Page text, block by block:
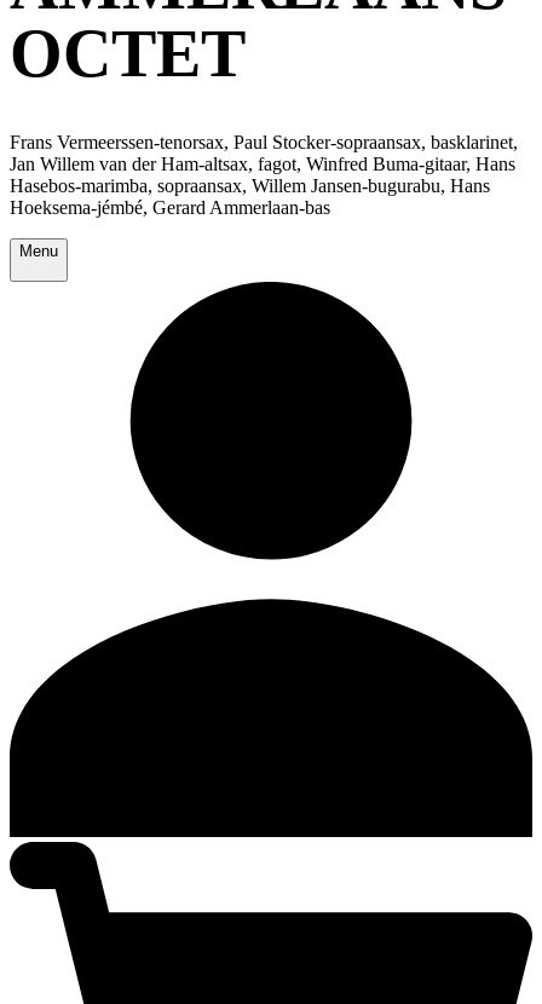
OCTET
Frans Vermeerssen-tenorsax, Paul Stocker-sopraansax, basklarinet,
Jan Willem van der Ham-altsax, fagot, Winfred Buma-gitaar, Hans
Hasebos-marimba, sopraansax, Willem Jansen-bugurabu, Hans
Hoeksema-jémbé, Gerard Ammerlaan-bas
Menu